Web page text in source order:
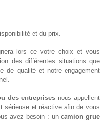
et du prix.
lors de votre choix et vous
des différentes situations que
de qualité et notre engagement
des entreprises nous appellent
sérieuse et réactive afin de vous
avez besoin : uncamion grue